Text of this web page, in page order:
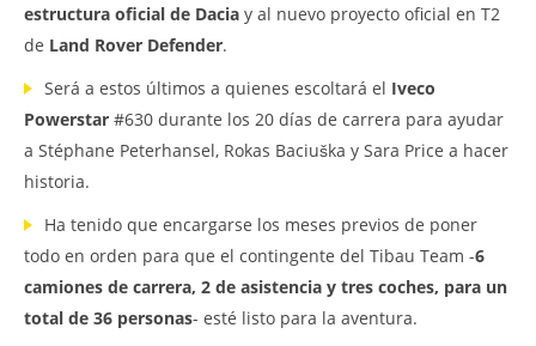
estructura oficial de Dacia y al nuevo proyecto oficial en T2
de Land Rover Defender.
Será a estos últimos a quienes escoltará el Iveco
Powerstar #630 durante los 20 días de carrera para ayudar
a Stéphane Peterhansel, Rokas Baciuška y Sara Price a hacer
historia.
Ha tenido que encargarse los meses previos de poner
todo en orden para que el contingente del Tibau Team -6
camiones de carrera, 2 de asistencia y tres coches, para un
total de 36 personas- esté listo para la aventura.